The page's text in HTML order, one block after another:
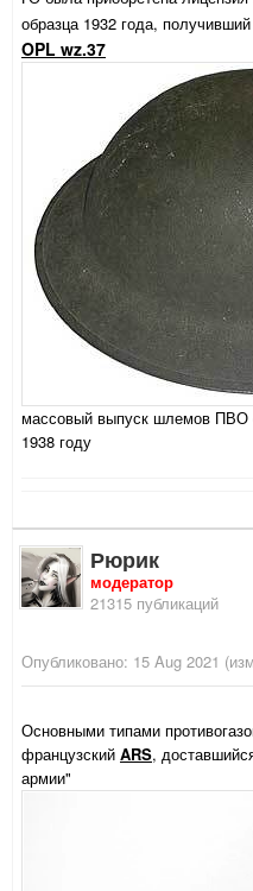
образца 1932 года,
OPL wz.37
массовый выпуск шлемов ПВО
1938 году
Рюрик
модератор
21315 публикаций
Опубликовано: 15 Aug 2021
Основными типами
французский ARS,
армии"